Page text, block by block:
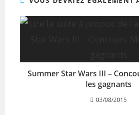
Summer Star Wars III –
les gagnants
03/08/2015